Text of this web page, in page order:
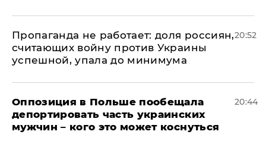
​Пропаганда не работает: доля россиян,
считающих войну против Украины
успешной, упала до минимума
20:52
Оппозиция в Польше пообещала
депортировать часть украинских
мужчин – кого это может коснуться
20:44